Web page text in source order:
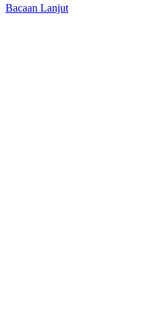
Bacaan Lanjut